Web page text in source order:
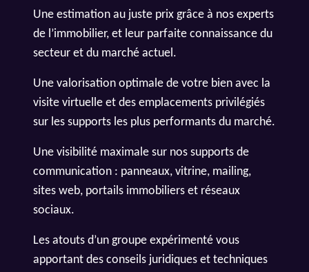
Une estimation au juste prix grâce à nos experts
de l’immobilier, et leur parfaite connaissance du
secteur et du marché actuel.
Une valorisation optimale de votre bien avec la
visite virtuelle et des emplacements privilégiés
sur les supports les plus performants du marché.
Une visibilité maximale sur nos supports de
communication : panneaux, vitrine, mailing,
sites web, portails immobiliers et réseaux
sociaux.
Les atouts d’un groupe expérimenté vous
apportant des conseils juridiques et techniques